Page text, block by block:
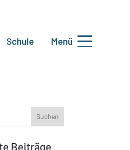
Schule Menü
Beiträge